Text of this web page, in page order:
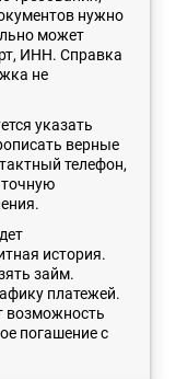
нужно
может
ИНН. Справка
не
указать
верные
телефон,
история.
займ.
платежей.
погашение с